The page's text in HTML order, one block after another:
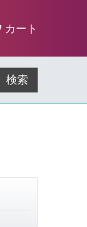
カート
検索